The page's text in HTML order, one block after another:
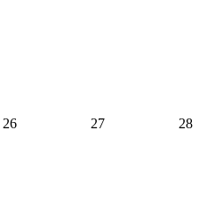
26 27 28